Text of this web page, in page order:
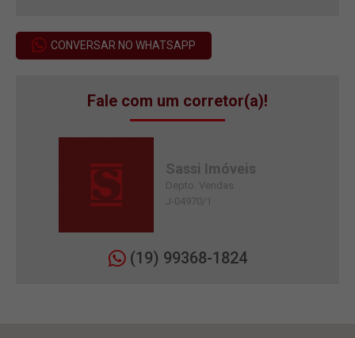
CONVERSAR NO WHATSAPP
Fale com um corretor(a)!
Sassi Imóveis
Depto. Vendas
J-04970/1
(19) 99368-1824